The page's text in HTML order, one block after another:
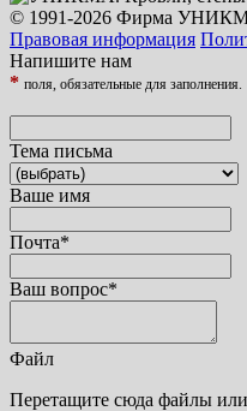
© 1991-2026 Фирма
Правовая информация
Напишите нам
* поля, обязательные для заполнения.
Тема письма
Ваше имя
Почта*
Ваш вопрос*
Файл
Перетащите сюда файлы